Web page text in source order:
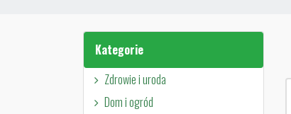
Kategorie
Zdrowie i uroda
Dom i ogród